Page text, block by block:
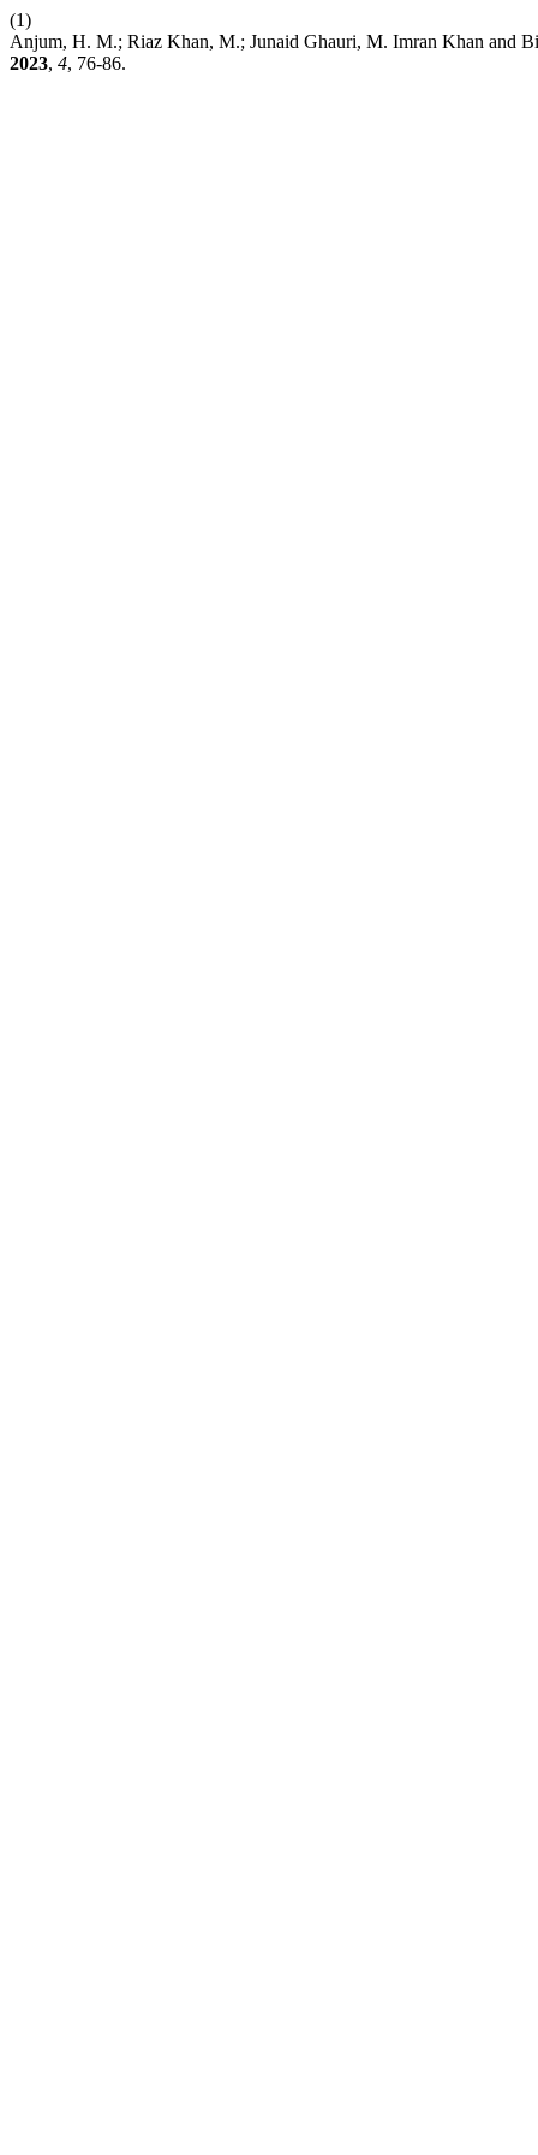
(1)
Anjum, H. M.; Riaz Khan, M.; Junaid Ghauri, M. Imran Khan and
2023, 4, 76-86.